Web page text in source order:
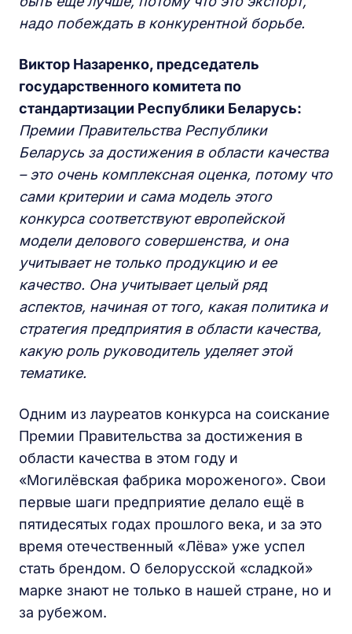
надо побеждать в конкурентной борьбе.
Виктор Назаренко, председатель
государственного комитета по
стандартизации Республики Беларусь:
Премии Правительства Республики
Беларусь за достижения в области качества
– это очень комплексная оценка, потому что
сами критерии и сама модель этого
конкурса соответствуют европейской
модели делового совершенства, и она
учитывает не только продукцию и ее
качество. Она учитывает целый ряд
аспектов, начиная от того, какая политика и
стратегия предприятия в области качества,
какую роль руководитель уделяет этой
тематике.
Одним из лауреатов конкурса на соискание
Премии Правительства за достижения в
области качества в этом году и
«Могилёвская фабрика мороженого». Свои
первые шаги предприятие делало ещё в
пятидесятых годах прошлого века, и за это
время отечественный «Лёва» уже успел
стать брендом. О белорусской «сладкой»
марке знают не только в нашей стране, но и
за рубежом.